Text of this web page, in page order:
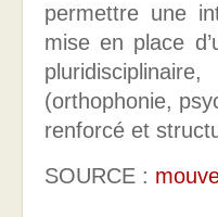
permettre une
mise en place
(orthophonie,
renforcé et
SOURCE :